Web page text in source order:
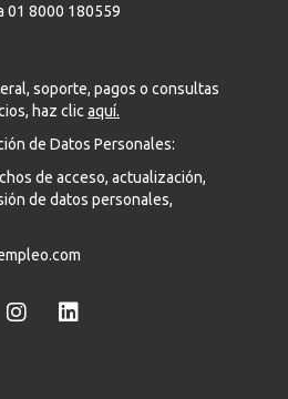
01 8000 180559
soporte, pagos o consultas
haz clicaquí.
de Datos Personales:
de acceso, actualización,
de datos personales,